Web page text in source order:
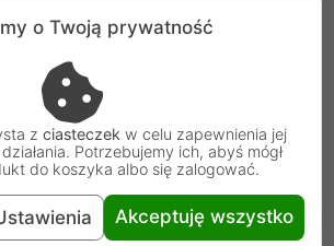
i bezpieczeństwo
o bezpieczeństwie
o Twoją prywatność
z ciasteczek w celu zapewnienia jej
Potrzebujemy ich, abyś mógł
do koszyka albo się zalogować.
Akceptuję wszystko